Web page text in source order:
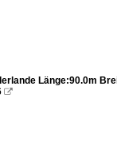
Länge:90.0m
